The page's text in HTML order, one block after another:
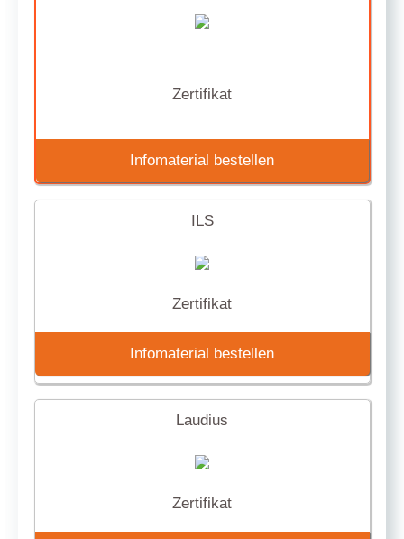
Zertifikat
Infomaterial bestellen
ILS
Zertifikat
Infomaterial bestellen
Laudius
Zertifikat